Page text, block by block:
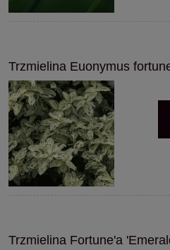
Trzmielina Euonymus
Trzmielina Fortune'a